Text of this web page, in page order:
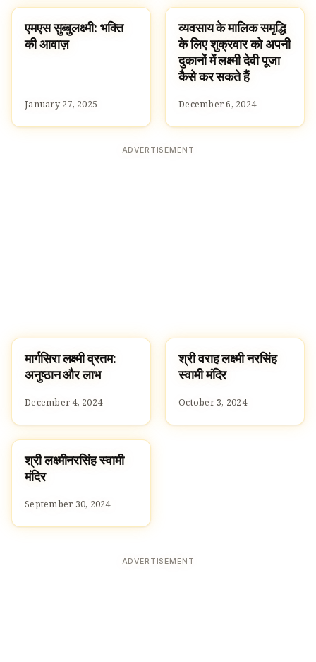
FAMOUS HINDUS
एमएस सुब्बुलक्ष्मी: भक्ति
की आवाज़
January 27, 2025
TRADITIONS
व्यवसाय के मालिक समृद्धि
के लिए शुक्रवार को अपनी
दुकानों में लक्ष्मी देवी पूजा
कैसे कर सकते हैं
December 6, 2024
ADVERTISEMENT
HINDUISM
मार्गसिरा लक्ष्मी व्रतम:
अनुष्ठान और लाभ
December 4, 2024
TEMPLES
श्री वराह लक्ष्मी नरसिंह
स्वामी मंदिर
October 3, 2024
TEMPLES
श्री लक्ष्मीनरसिंह स्वामी
मंदिर
September 30, 2024
ADVERTISEMENT